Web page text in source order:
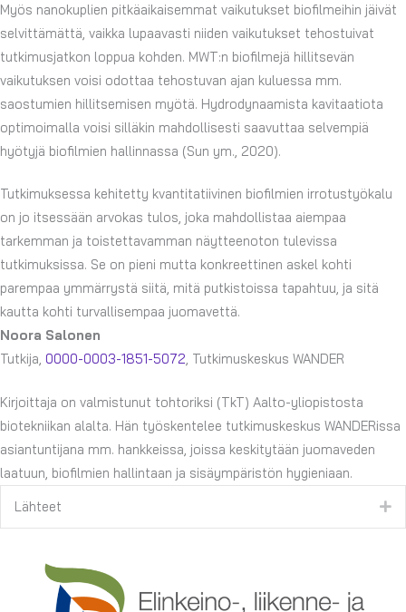
Myös nanokuplien pitkäaikaisemmat vaikutukset biofilmeihin jäivät
selvittämättä, vaikka lupaavasti niiden vaikutukset tehostuivat
tutkimusjatkon loppua kohden. MWT:n biofilmejä hillitsevän
vaikutuksen voisi odottaa tehostuvan ajan kuluessa mm.
saostumien hillitsemisen myötä. Hydrodynaamista kavitaatiota
optimoimalla voisi silläkin mahdollisesti saavuttaa selvempiä
hyötyjä biofilmien hallinnassa (Sun ym., 2020).
Tutkimuksessa kehitetty kvantitatiivinen biofilmien irrotustyökalu
on jo itsessään arvokas tulos, joka mahdollistaa aiempaa
tarkemman ja toistettavamman näytteenoton tulevissa
tutkimuksissa. Se on pieni mutta konkreettinen askel kohti
parempaa ymmärrystä siitä, mitä putkistoissa tapahtuu, ja sitä
kautta kohti turvallisempaa juomavettä.
Noora Salonen
Tutkija, 0000-0003-1851-5072, Tutkimuskeskus WANDER
Kirjoittaja on valmistunut tohtoriksi (TkT) Aalto-yliopistosta
biotekniikan alalta. Hän työskentelee tutkimuskeskus WANDERissa
asiantuntijana mm. hankkeissa, joissa keskitytään juomaveden
laatuun, biofilmien hallintaan ja sisäympäristön hygieniaan.
Lähteet